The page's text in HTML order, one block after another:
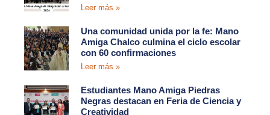
Leer más »
Una comunidad unida por la fe: Mano
Amiga Chalco culmina el ciclo escolar
con 60 confirmaciones
Leer más »
Estudiantes Mano Amiga Piedras
Negras destacan en Feria de Ciencia y
Creatividad